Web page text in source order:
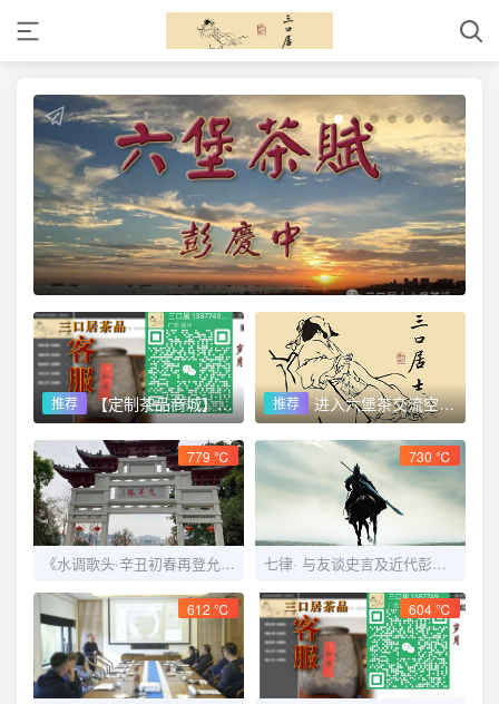
推荐 【定制茶品商城】 lxlb.net 来些六堡 推荐 进入六堡茶交流空间 品茶论道
779 ℃
《水调歌头·辛丑初春再登允升塔》
730 ℃
七律· 与友谈史言及近代彭德怀刚猛直言乃唯一者也深夜读史掩卷感赋
612 ℃ 604 ℃